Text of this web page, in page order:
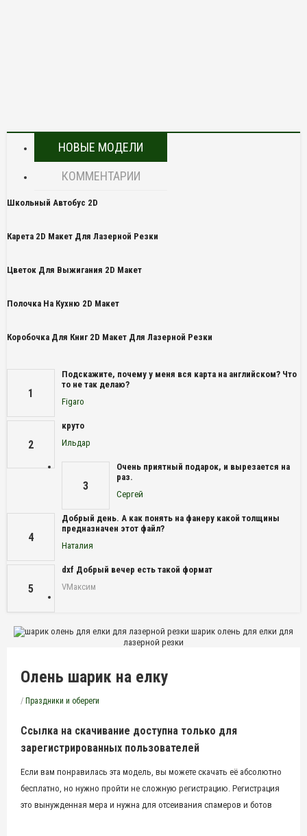
НОВЫЕ МОДЕЛИ
КОММЕНТАРИИ
Школьный Автобус 2D
Карета 2D Макет Для Лазерной Резки
Цветок Для Выжигания 2D Макет
Полочка На Кухню 2D Макет
Коробочка Для Книг 2D Макет Для Лазерной Резки
1
Подскажите, почему у меня вся карта на английском? Что
то не так делаю?
Figaro
2
круто
Ильдар
3
Очень приятный подарок, и вырезается на
раз.
Сергей
4
Добрый день. А как понять на фанеру какой толщины
предназначен этот файл?
Наталия
5
dxf Добрый вечер есть такой формат
VМаксим
шарик олень для елки для
лазерной резки
Олень шарик на елку
/ Праздники и обереги
Ссылка на скачивание доступна только для
зарегистрированных пользователей
Если вам понравилась эта модель, вы можете скачать её абсолютно
бесплатно, но нужно пройти не сложную регистрацию. Регистрация
это вынужденная мера и нужна для отсеивания спамеров и ботов